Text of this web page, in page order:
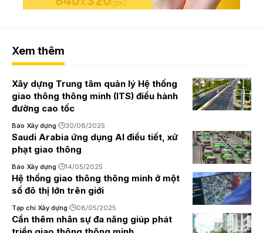
Xem thêm
Xây dựng Trung tâm quản lý Hệ thống
giao thông thông minh (ITS) điều hành
đường cao tốc
Báo Xây dựng 30/08/2025
Saudi Arabia ứng dụng AI điều tiết, xử
phạt giao thông
Báo Xây dựng 14/05/2025
Hệ thống giao thông thông minh ở một
số đô thị lớn trên giới
Tạp chí Xây dựng 08/05/2025
Cần thêm nhân sự đa năng giúp phát